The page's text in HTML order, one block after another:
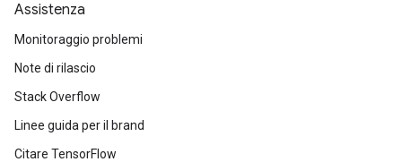
Assistenza
Monitoraggio problemi
Note di rilascio
Stack Overflow
Linee guida per il brand
Citare TensorFlow